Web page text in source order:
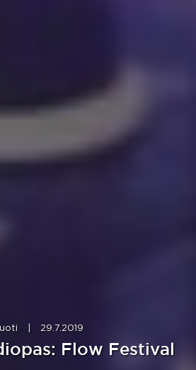
29.7.2019
Flow Festival